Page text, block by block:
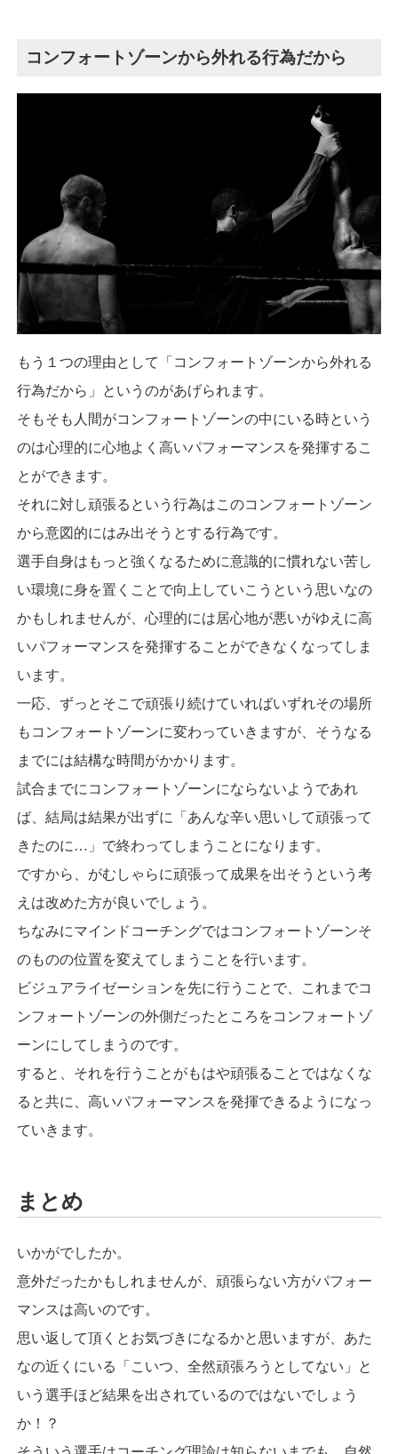
コンフォートゾーンから外れる行為だから
もう１つの理由として「コンフォートゾーンから外れる
行為だから」というのがあげられます。
そもそも人間がコンフォートゾーンの中にいる時という
のは心理的に心地よく高いパフォーマンスを発揮するこ
とができます。
それに対し頑張るという行為はこのコンフォートゾーン
から意図的にはみ出そうとする行為です。
選手自身はもっと強くなるために意識的に慣れない苦し
い環境に身を置くことで向上していこうという思いなの
かもしれませんが、心理的には居心地が悪いがゆえに高
いパフォーマンスを発揮することができなくなってしま
います。
一応、ずっとそこで頑張り続けていればいずれその場所
もコンフォートゾーンに変わっていきますが、そうなる
までには結構な時間がかかります。
試合までにコンフォートゾーンにならないようであれ
ば、結局は結果が出ずに「あんな辛い思いして頑張って
きたのに…」で終わってしまうことになります。
ですから、がむしゃらに頑張って成果を出そうという考
えは改めた方が良いでしょう。
ちなみにマインドコーチングではコンフォートゾーンそ
のものの位置を変えてしまうことを行います。
ビジュアライゼーションを先に行うことで、これまでコ
ンフォートゾーンの外側だったところをコンフォートゾ
ーンにしてしまうのです。
すると、それを行うことがもはや頑張ることではなくな
ると共に、高いパフォーマンスを発揮できるようになっ
ていきます。
まとめ
いかがでしたか。
意外だったかもしれませんが、頑張らない方がパフォー
マンスは高いのです。
思い返して頂くとお気づきになるかと思いますが、あた
なの近くにいる「こいつ、全然頑張ろうとしてない」と
いう選手ほど結果を出されているのではないでしょう
か！？